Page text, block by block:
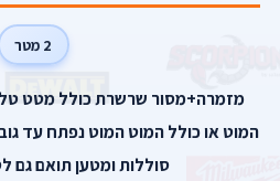
2 מטר
מזמרה+מסור שרשרת כולל מטט
סוללות ומטען תואם גם